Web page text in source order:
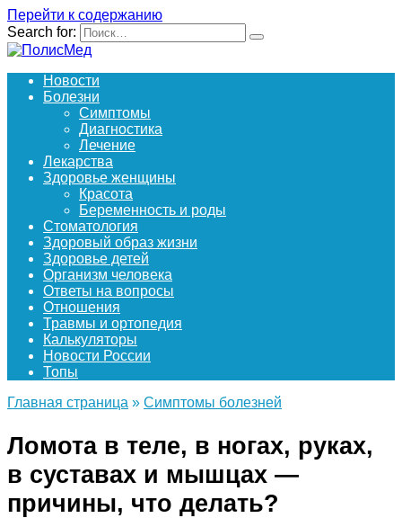
Перейти к содержанию
Search for:
Новости
Болезни
Симптомы
Диагностика
Лечение
Лекарства
Здоровье женщины
Красота
Беременность и роды
Стоматология
Здоровый образ жизни
Здоровье детей
Организм человека
Ответы на вопросы
Отношения
Травмы и ортопедия
Калькуляторы
Новости России
Топы
Главная страница » Симптомы болезней
Ломота в теле, в ногах, руках,
в суставах и мышцах —
причины, что делать?